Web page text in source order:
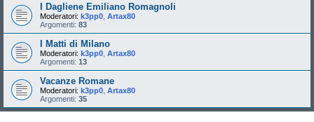
I Dagliene Emiliano Romagnoli
Moderatori: k3pp0 Artax80
Argomenti: 83
I Matti di Milano
Moderatori: k3pp0 Artax80
Argomenti: 13
Vacanze Romane
Moderatori: k3pp0 Artax80
Argomenti: 35